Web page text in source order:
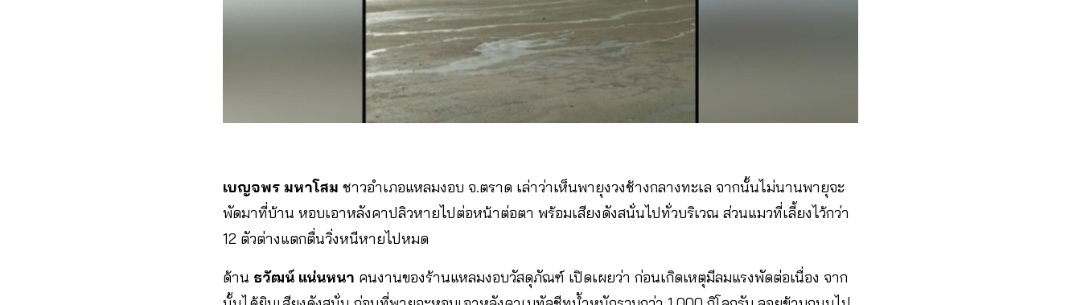
เบญจพร มหาโสม ชาวอำเภอแหลมงอบ จ.ตราด เล่าว่าเห็นพายุงวงช้างกลางทะเล จากนั้นไม่นานพายุจะ
พัดมาที่บ้าน หอบเอาหลังคาปลิวหายไปต่อหน้าต่อตา พร้อมเสียงดังสนั่นไปทั่วบริเวณ ส่วนแมวที่เลี้ยงไว้กว่า
12 ตัวต่างแตกตื่นวิ่งหนีหายไปหมด
ด้าน ธวัฒน์ แน่นหนา คนงานของร้านแหลมงอบวัสดุภัณฑ์ เปิดเผยว่า ก่อนเกิดเหตุมีลมแรงพัดต่อเนื่อง จาก